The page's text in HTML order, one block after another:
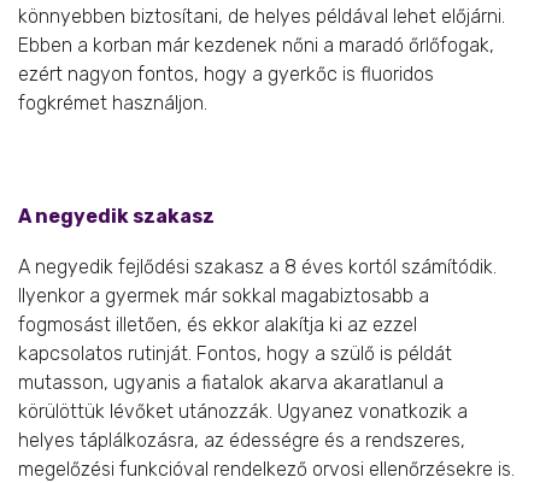
könnyebben biztosítani, de helyes példával lehet előjárni.
Ebben a korban már kezdenek nőni a maradó őrlőfogak,
ezért nagyon fontos, hogy a gyerkőc is fluoridos
fogkrémet használjon.
A negyedik szakasz
A negyedik fejlődési szakasz a 8 éves kortól számítódik.
Ilyenkor a gyermek már sokkal magabiztosabb a
fogmosást illetően, és ekkor alakítja ki az ezzel
kapcsolatos rutinját. Fontos, hogy a szülő is példát
mutasson, ugyanis a fiatalok akarva akaratlanul a
körülöttük lévőket utánozzák. Ugyanez vonatkozik a
helyes táplálkozásra, az édességre és a rendszeres,
megelőzési funkcióval rendelkező orvosi ellenőrzésekre is.